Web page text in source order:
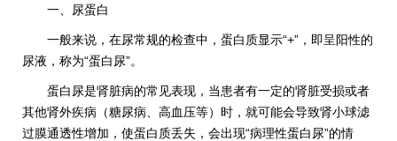
一、尿蛋白
一般来说，在尿常规的检查中，蛋白质显示“+”，即呈阳性的
尿液，称为“蛋白尿”。
蛋白尿是肾脏病的常见表现，当患者有一定的肾脏受损或者
其他肾外疾病（糖尿病、高血压等）时，就可能会导致肾小球滤
过膜通透性增加，使蛋白质丢失，会出现“病理性蛋白尿”的情